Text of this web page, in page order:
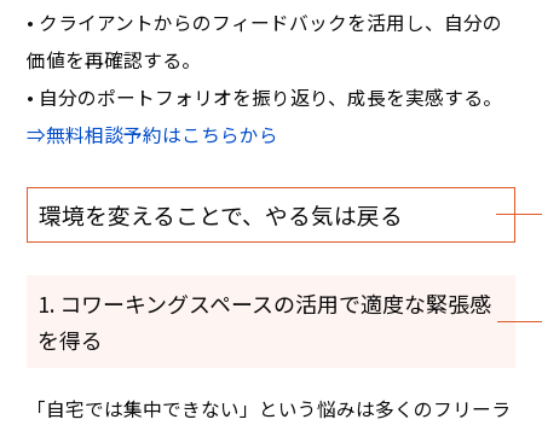
• クライアントからのフィードバックを活用し、自分の
価値を再確認する。
• 自分のポートフォリオを振り返り、成長を実感する。
⇒無料相談予約はこちらから
環境を変えることで、やる気は戻る
1. コワーキングスペースの活用で適度な緊張感
を得る
「自宅では集中できない」という悩みは多くのフリーラ